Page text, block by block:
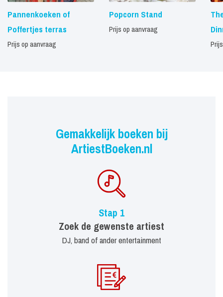
Pannenkoeken of
Poffertjes terras
Prijs op aanvraag
Popcorn Stand
Prijs op aanvraag
Gemakkelijk boeken bij
ArtiestBoeken.nl
Stap 1
Zoek de gewenste artiest
DJ, band of ander entertainment